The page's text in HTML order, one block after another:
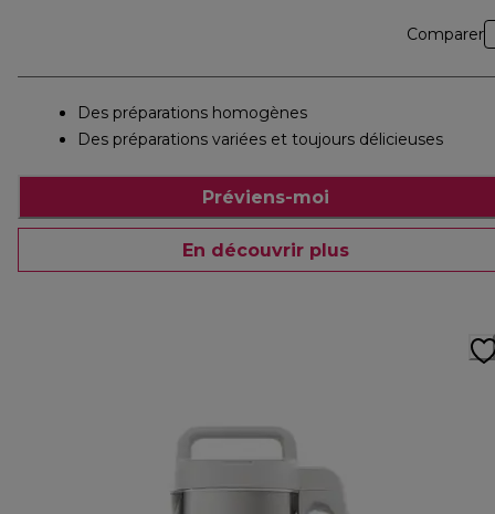
Comparer
Des préparations homogènes
Des préparations variées et toujours délicieuses
Préviens-moi
En découvrir plus